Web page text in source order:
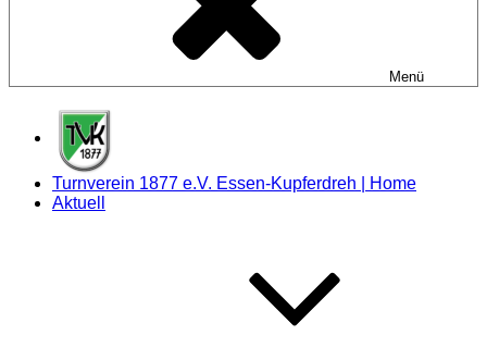
Menü
Turnverein 1877 e.V. Essen-Kupferdreh | Home
Aktuell